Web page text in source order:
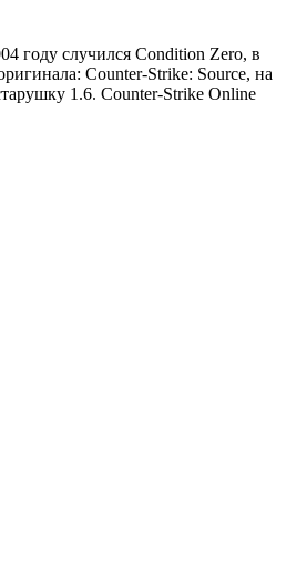
году случился Condition Zero, в
Counter-Strike: Source, на
1.6. Counter-Strike Online